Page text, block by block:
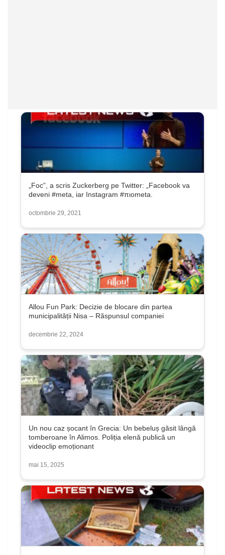
„Foc”, a scris Zuckerberg pe Twitter: „Facebook va
deveni #meta, iar Instagram #πιοmeta.
octombrie 29, 2021
Allou Fun Park: Decizie de blocare din partea
municipalității Nisa – Răspunsul companiei
decembrie 22, 2024
Un nou caz șocant în Grecia: Un bebeluș găsit lângă
tomberoane în Alimos. Poliția elenă publică un
videoclip emoționant
mai 15, 2025